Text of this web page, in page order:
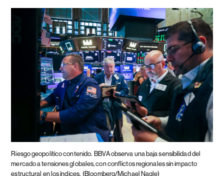
Riesgo geopolítico contenido. BBVA observa una baja sensibilidad del
mercado a tensiones globales, con conflictos regionales sin impacto
estructural en los índices. (Bloomberg/Michael Nagle)